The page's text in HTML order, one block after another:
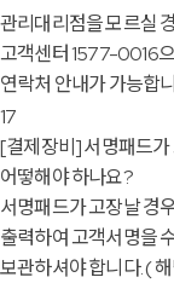
관리대리점을 모르실
고객센터 1577-0016
연락처 안내가 가능합
17
[결제장비]서명패드가
어떻해야 하나요?
서명패드가 고장날 경
출력하여 고객서명을
보관하셔야 합니다. (